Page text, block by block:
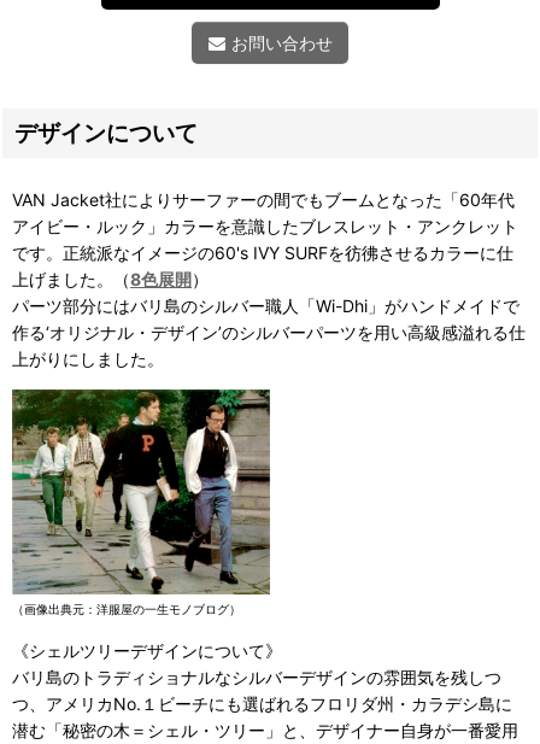
お問い合わせ
デザインについて
VAN Jacket社によりサーファーの間でもブームとなった「60年代
アイビー・ルック」カラーを意識したブレスレット・アンクレット
です。正統派なイメージの60's IVY SURFを彷彿させるカラーに仕
上げました。（8色展開）
パーツ部分にはバリ島のシルバー職人「Wi-Dhi」がハンドメイドで
作る‘オリジナル・デザイン’のシルバーパーツを用い高級感溢れる仕
上がりにしました。
（画像出典元：洋服屋の一生モノブログ）
《シェルツリーデザインについて》
バリ島のトラディショナルなシルバーデザインの雰囲気を残しつ
つ、アメリカNo.１ビーチにも選ばれるフロリダ州・カラデシ島に
潜む「秘密の木＝シェル・ツリー」と、デザイナー自身が一番愛用